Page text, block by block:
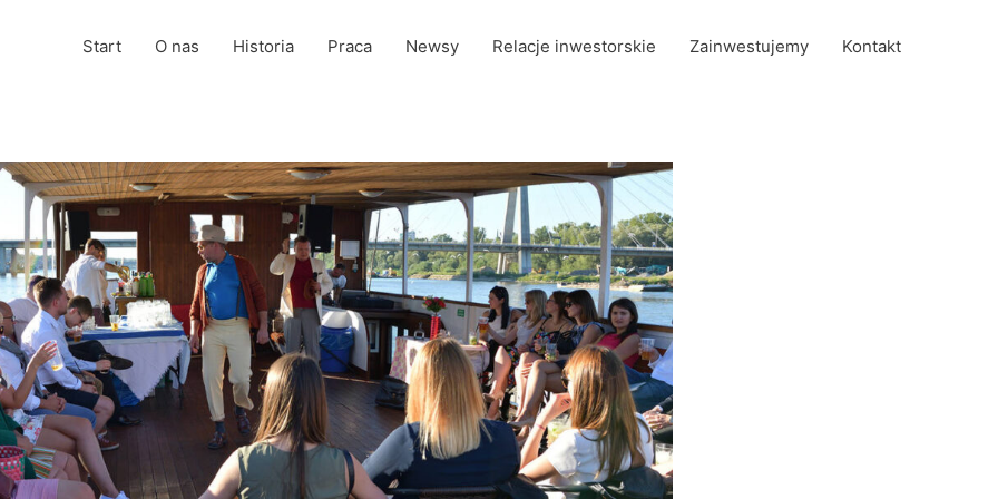
Start O nas Historia Praca Newsy Relacje inwestorskie Zainwestujemy Kontakt